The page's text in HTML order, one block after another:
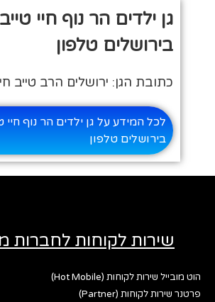
גן ילדים הר נוף חיי טייב.
בירושלים טלפון
כתובת הגן: ירושלים הרב טייב חי
לכל המידע על גן ילדים הר נוף חיי
בירושלים טלפון
שירות לקוחות לחברות
הוט מובייל שירות לקוחות (Hot Mobile)
פרטנר שירות לקוחות (Partner)